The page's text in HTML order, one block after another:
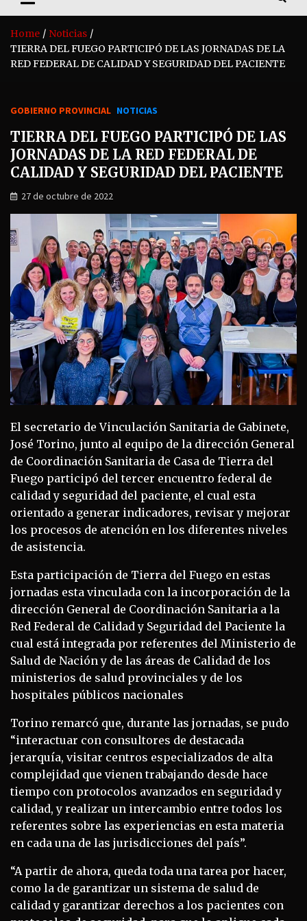
Home
Noticias
TIERRA DEL FUEGO PARTICIPÓ DE LAS JORNADAS DE LA
RED FEDERAL DE CALIDAD Y SEGURIDAD DEL PACIENTE
GOBIERNO PROVINCIAL NOTICIAS
TIERRA DEL FUEGO PARTICIPÓ DE LAS
JORNADAS DE LA RED FEDERAL DE
CALIDAD Y SEGURIDAD DEL PACIENTE
27 de octubre de 2022
El secretario de Vinculación Sanitaria de Gabinete,
José Torino, junto al equipo de la dirección General
de Coordinación Sanitaria de Casa de Tierra del
Fuego participó del tercer encuentro federal de
calidad y seguridad del paciente, el cual esta
orientado a generar indicadores, revisar y mejorar
los procesos de atención en los diferentes niveles
de asistencia.
Esta participación de Tierra del Fuego en estas
jornadas esta vinculada con la incorporación de la
dirección General de Coordinación Sanitaria a la
Red Federal de Calidad y Seguridad del Paciente la
cual está integrada por referentes del Ministerio de
Salud de Nación y de las áreas de Calidad de los
ministerios de salud provinciales y de los
hospitales públicos nacionales
Torino remarcó que, durante las jornadas, se pudo
“interactuar con consultores de destacada
jerarquía, visitar centros especializados de alta
complejidad que vienen trabajando desde hace
tiempo con protocolos avanzados en seguridad y
calidad, y realizar un intercambio entre todos los
referentes sobre las experiencias en esta materia
en cada una de las jurisdicciones del país”.
“A partir de ahora, queda toda una tarea por hacer,
como la de garantizar un sistema de salud de
calidad y garantizar derechos a los pacientes con